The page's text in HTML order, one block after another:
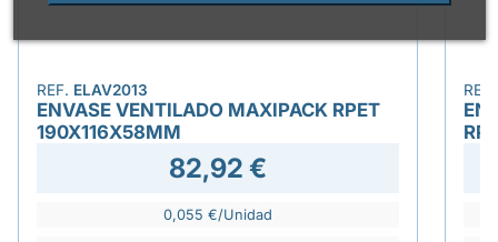
REF. ELAV2013
ENVASE VENTILADO MAXIPACK RPET
190X116X58MM
82,92 €
0,055 €/Unidad